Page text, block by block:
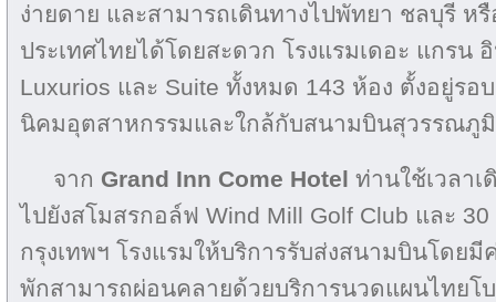
ง่ายดาย และสามารถเดินทางไปพัทยา ชลบุรี ห
ประเทศไทยได้โดยสะดวก โรงแรมเดอะ แกรน
Luxurios และ Suite ทั้งหมด 143 ห้อง ตั้งอยู่รอ
นิคมอุตสาหกรรมและใกล้กับสนามบินสุวรรณภูมิ
จาก Grand Inn Come Hotel ท่านใช้เวลา
ไปยังสโมสรกอล์ฟ Wind Mill Golf Club และ 30
กรุงเทพฯ โรงแรมให้บริการรับส่งสนามบินโดยมี
พักสามารถผ่อนคลายด้วยบริการนวดแผนไทยโ